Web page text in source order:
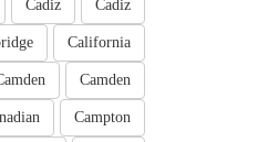
Cadiz
Cadiz
California
Camden
Campton